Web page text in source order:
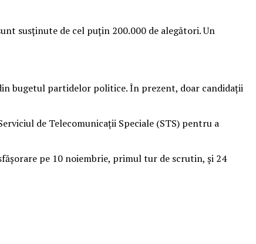
susţinute de cel puţin 200.000 de alegători. Un
bugetul partidelor politice. În prezent, doar candidaţii
de Telecomunicaţii Speciale (STS) pentru a
pe 10 noiembrie, primul tur de scrutin, şi 24